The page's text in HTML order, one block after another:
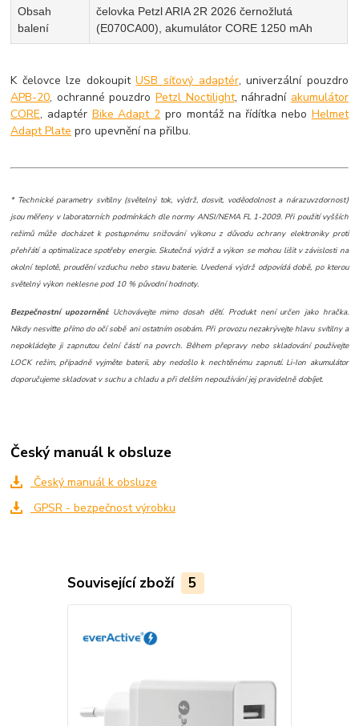
Obsah
balení
čelovka Petzl ARIA 2R 2026 černožlutá
(E070CA00), akumulátor CORE 1250 mAh
K čelovce lze dokoupitUSB síťový adaptér, univerzální pouzdro
APB-20, ochranné pouzdro Petzl Noctilight, náhradní akumulátor
CORE, adaptér Bike Adapt 2 pro montáž na řídítka nebo Helmet
Adapt Plate pro upevnění na přilbu.
* Technické parametry svítilny (světelný tok, výdrž, dosvit, voděodolnost a nárazuvzdornost)
jsou měřeny v laboratorních podmínkách dle normy ANSI/NEMA FL 1-2009. Při použití vyšších
režimů může docházet k postupnému snižování výkonu z důvodu ochrany elektroniky proti
přehřátí a optimalizace spotřeby energie. Skutečná výdrž a výkon se mohou lišit v závislosti na
okolní teplotě, proudění vzduchu nebo stavu baterie. Uvedená výdrž odpovídá době, po kterou
světelný výkon neklesne pod 10 % původní hodnoty.
Bezpečnostní upozornění:Uchovávejte mimo dosah dětí. Produkt není určen jako hračka.
Nikdy nesviťte přímo do očí sobě ani ostatním osobám. Při provozu nezakrývejte hlavu svítilny a
nepokládejte ji zapnutou čelní částí na povrch. Během přepravy nebo skladování používejte
LOCK režim, případně vyjměte baterii, aby nedošlo k nechtěnému zapnutí. Li-Ion akumulátor
doporučujeme skladovat v suchu a chladu a při delším nepoužívání jej pravidelně dobíjet.
Český manuál k obsluze
Český manuál k obsluze
GPSR - bezpečnost výrobku
Související zboží 5